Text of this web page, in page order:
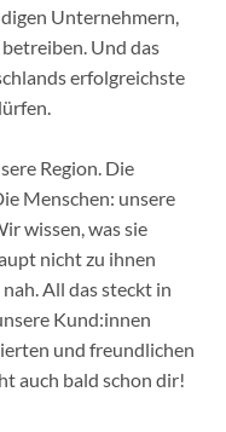
Unternehmern,
Und das
erfolgreichste
Region. Die
Menschen: unsere
wissen, was sie
nicht zu ihnen
All das steckt in
Kund:innen
und freundlichen
auch bald schon dir!